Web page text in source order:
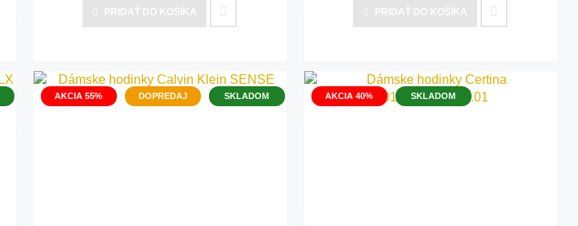
PRIDAŤ DO KOŠÍKA PRIDAŤ DO KOŠÍKA
AKCIA 55% DOPREDAJ SKLADOM AKCIA 40% SKLADOM